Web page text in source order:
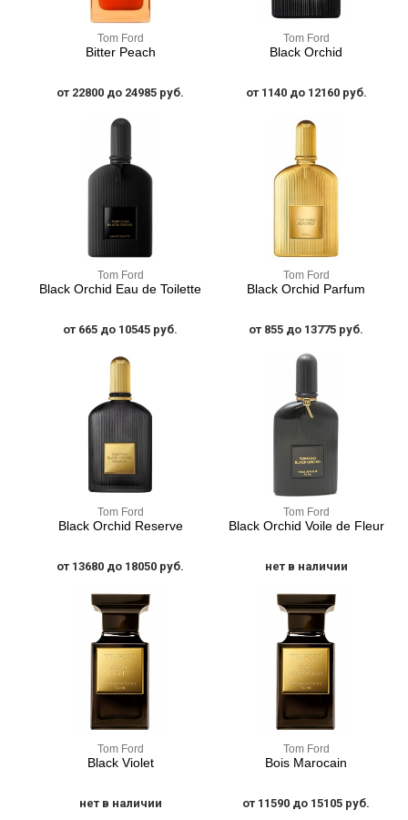
Tom Ford
Bitter Peach
от 22800 до 24985 руб.
Tom Ford
Black Orchid
от 1140 до 12160 руб.
Tom Ford
Black Orchid Eau de Toilette
от 665 до 10545 руб.
Tom Ford
Black Orchid Parfum
от 855 до 13775 руб.
Tom Ford
Black Orchid Reserve
от 13680 до 18050 руб.
Tom Ford
Black Orchid Voile de Fleur
нет в наличии
Tom Ford
Black Violet
нет в наличии
Tom Ford
Bois Marocain
от 11590 до 15105 руб.